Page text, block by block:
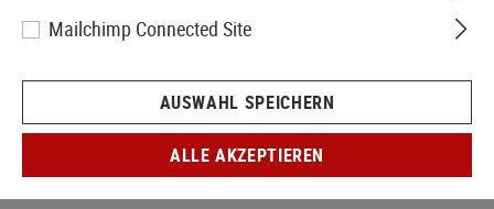
Mailchimp Connected Site
AUSWAHL SPEICHERN
ALLE AKZEPTIEREN